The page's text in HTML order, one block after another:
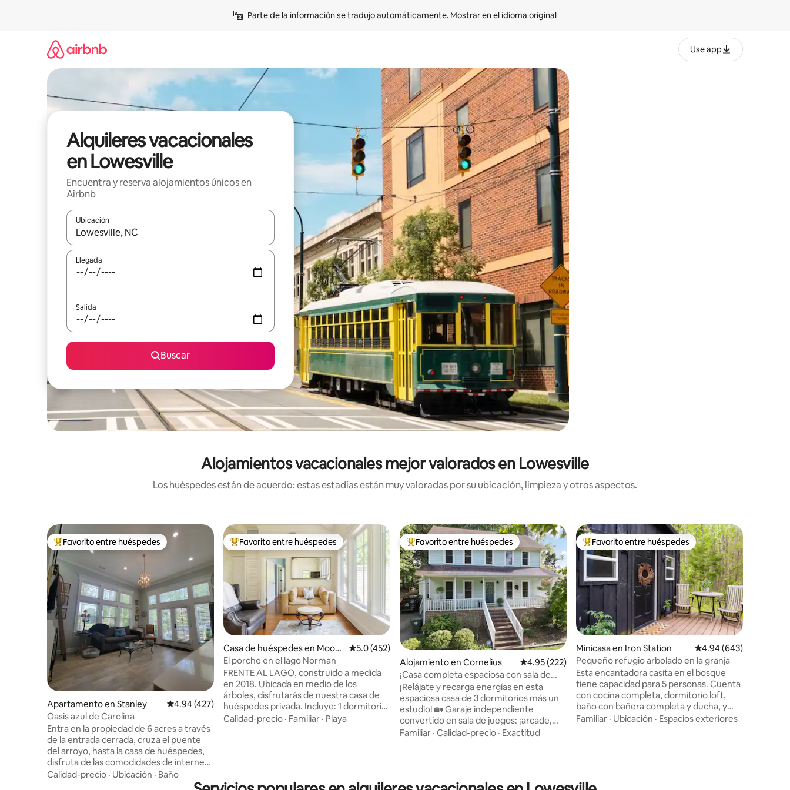
Parte de la información se tradujo automáticamente. Mostrar en el idioma original
Use app
Alquileres vacacionales
en Lowesville
Encuentra y reserva alojamientos únicos en
Airbnb
Ubicación
Cuando los resultados estén disponibles, navega con las teclas de flecha hacia arriba y hacia abajo o explora con el tacto o desliza el dedo.
Llegada
Salida
Buscar
Alojamientos vacacionales mejor valorados en Lowesville
Los huéspedes están de acuerdo: estas estadías están muy valoradas por su ubicación, limpieza y otros aspectos.
Favorito entre huéspedes preferido
Favorito entre huéspedes
Apartamento en Stanley Calificación promedio: 4.94 de 5, 427 reseñas
4.94 (427)
Oasis azul de Carolina
Entra en la propiedad de 6 acres a través
de la entrada cerrada, cruza el puente
del arroyo, hasta la casa de huéspedes,
disfruta de las comodidades de internet
con wifi, cargador de vehículos eléctricos
Calidad-precio · Ubicación · Baño
Favorito entre huéspedes preferido
Favorito entre huéspedes
Casa de huéspedes en Moore
sville
Calificación promedio: 5.0 de 5, 452 reseñas
5.0 (452)
El porche en el lago Norman
​FRENTE AL LAGO, construido a medida
en 2018. Ubicada en medio de los
árboles, disfrutarás de nuestra casa de
huéspedes privada. Incluye: 1 dormitorio
con cama tamaño queen, baño completo
boating desde el muelle del propietario.
Calidad-precio · Familiar · Playa
Favorito entre huéspedes preferido
Favorito entre huéspedes
Alojamiento en Cornelius Calificación promedio: 4.95 de 5, 222 reseñas
4.95 (222)
¡Casa completa espaciosa con sala de
juegos y patio enorme!
¡Relájate y recarga energías en esta
espaciosa casa de 3 dormitorios más un
estudio! 🏡 Garaje independiente
convertido en sala de juegos: ¡arcade,
ping-pong, dardos y pop-a-shot! 🎯
nuestro refugio enclavado en un barrio
Familiar · Calidad-precio · Exactitud
Favorito entre huéspedes preferido
Favorito entre huéspedes
Minicasa en Iron Station Calificación promedio:
4.94 (643)
Pequeño refugio arbolado en la granja
Esta encantadora casita en el bosque
tiene capacidad para 5 personas. Cuenta
con cocina completa, dormitorio loft,
baño con bañera completa y ducha, y
sala de estar. Puedes dormir
relajación y la sencillez te esperan aquí.
Familiar · Ubicación · Espacios exteriores